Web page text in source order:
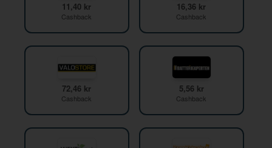
11,40 kr
Cashback
16,36 kr
Cashback
72,46 kr
Cashback
5,56 kr
Cashback